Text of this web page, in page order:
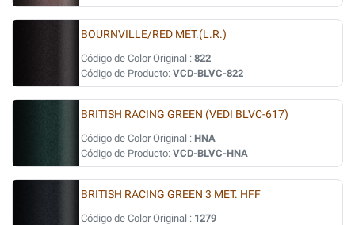
BOURNVILLE/RED MET.(L.R.)
Código de Color Original : 822
Código de Producto: VCD-BLVC-822
BRITISH RACING GREEN (VEDI BLVC-617)
Código de Color Original : HNA
Código de Producto: VCD-BLVC-HNA
BRITISH RACING GREEN 3 MET. HFF
Código de Color Original : 1279